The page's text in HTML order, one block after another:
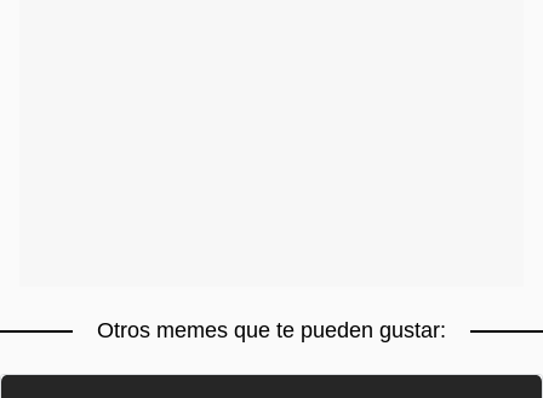
Otros memes que te pueden gustar: